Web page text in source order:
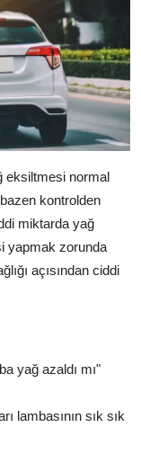
eksiltmesi normal
kontrolden
miktarda yağ
yapmak zorunda
açısından ciddi
yağ azaldı mı"
lambasının sık sık